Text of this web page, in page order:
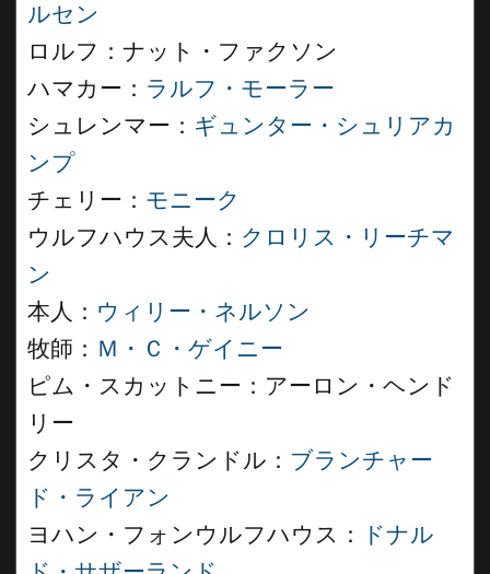
ルセン
ロルフ：ナット・ファクソン
ハマカー： ラルフ・モーラー
シュレンマー： ギュンター・シュリアカ
ンプ
チェリー： モニーク
ウルフハウス夫人： クロリス・リーチマ
ン
本人： ウィリー・ネルソン
牧師： Ｍ・Ｃ・ゲイニー
ピム・スカットニー：アーロン・ヘンド
リー
クリスタ・クランドル： ブランチャー
ド・ライアン
ヨハン・フォンウルフハウス：
ドナル